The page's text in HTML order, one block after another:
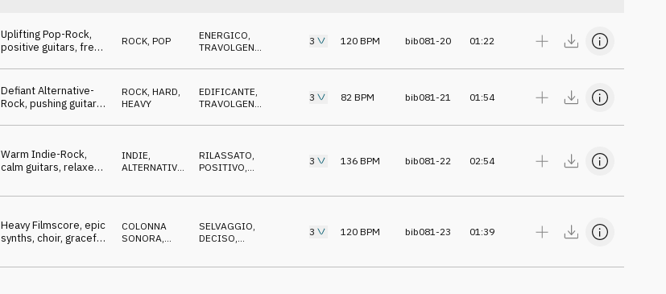
Uplifting Pop-Rock,
positive guitars, free,
ROCK, POP ENERGICO
TRAVOLGENTE
3 120 BPM bib081-20 01:22
Defiant Alternative-
Rock, pushing guitars,
ROCK HARD,
HEAVY
EDIFICANTE
TRAVOLGENTE
3 82 BPM bib081-21 01:54
Warm Indie-Rock,
calm guitars, relaxed,
INDIE,
ALTERNATIVA
RILASSATO
POSITIVO
3 136 BPM bib081-22 02:54
Heavy Filmscore, epic
synths, choir, graceful
COLONNA
SONORA
SELVAGGIO
DECISO
3 120 BPM bib081-23 01:39